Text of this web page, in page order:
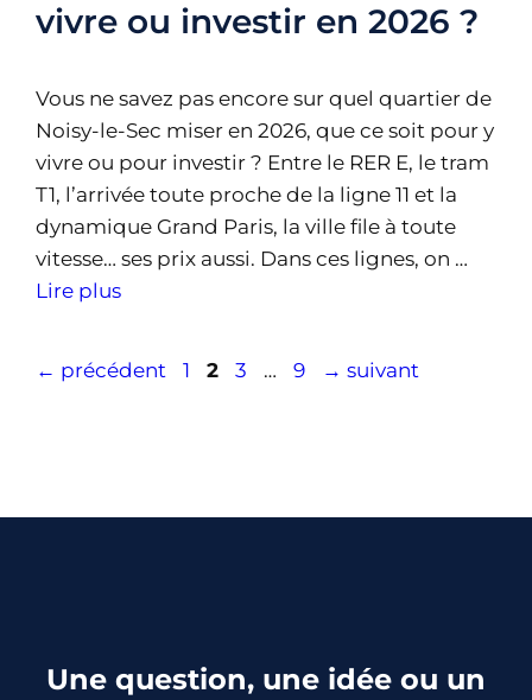
vivre ou investir en 2026 ?
Vous ne savez pas encore sur quel quartier de
Noisy-le-Sec miser en 2026, que ce soit pour y
vivre ou pour investir ? Entre le RER E, le tram
T1, l’arrivée toute proche de la ligne 11 et la
dynamique Grand Paris, la ville file à toute
vitesse… ses prix aussi. Dans ces lignes, on …
Lire plus
← précédent Page
1 Page
2 Page
3 … Page
9 → suivant
Une question, une idée ou un